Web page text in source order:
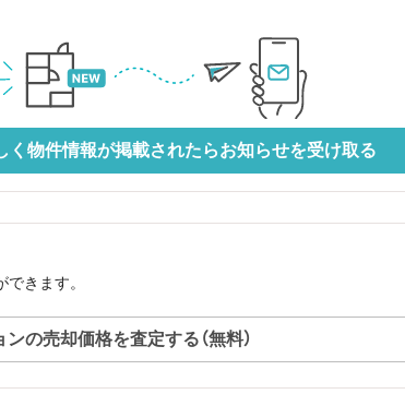
く物件情報が掲載されたらお知らせを受け取る
きます。
の売却価格を査定する（無料）